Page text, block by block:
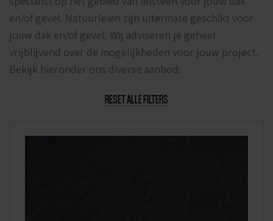
en/of gevel. Natuurleien zijn uitermate geschikt voor
jouw dak en/of gevel. Wij adviseren je geheel
vrijblijvend over de mogelijkheden voor jouw project.
Bekijk hieronder ons diverse aanbod:
RESET ALLE FILTERS